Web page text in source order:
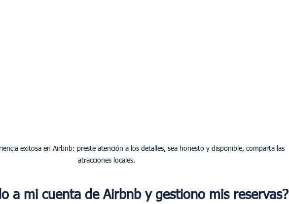
exitosa en Airbnb: preste atención a los detalles, sea honesto y disponible, comparta las
atracciones locales.
a mi cuenta de Airbnb y gestiono mis reservas?